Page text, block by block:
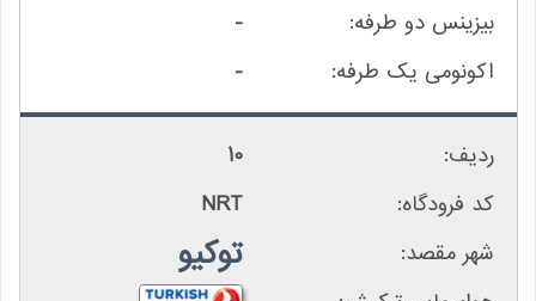
-
-
10
NRT
توکیو